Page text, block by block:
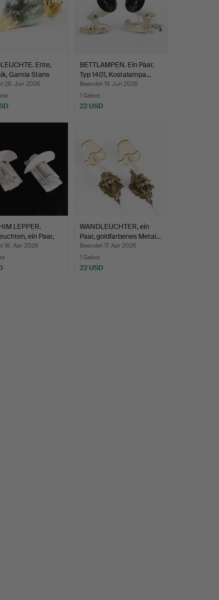
Ente,
Gamla Stans
26. Jun 2026
BETTLAMPEN. Ein Paar,
Typ 1401, Kostalampa…
Beendet 19. Jun 2026
1 Gebot
22 USD
LEPPER.
ein Paar,
18. Apr 2026
WANDLEUCHTER, ein
Paar, goldfarbenes Metal…
Beendet 17. Apr 2026
1 Gebot
22 USD